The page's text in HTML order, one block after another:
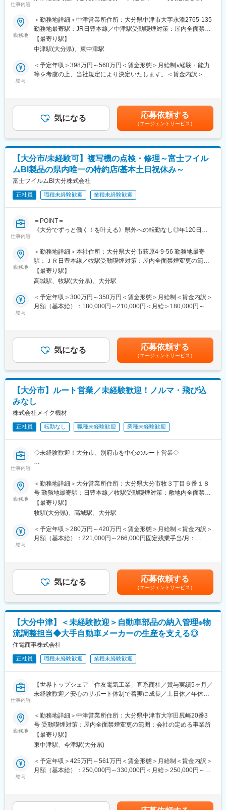
変更の範囲：会社の定める業務
賞与
■ キャリアアップ
成果＋プロセスの両軸評価（実力主義）のため、年次に関係なく
昇進可能な環境です！
主任 → 課長代理 → 課長 → 営業所長 → エリアマネージャーと、
の環境です！
・入社～3か月程度：上司・先輩の営業に同行しながら、商材特性
や既存顧客との関係性を理解。
・入社3～6か月：既存顧客の一部を引き継ぎ、担当営業として20
～30社程度を担当しながら、提案力を発揮していただきます。
・入社2～3年後：30～50社を担当し、エリアの売上を牽引する中
核人材へ。
取引のある企業の約7割は継続的に稼働しているため、単なる訪問
営業ではなく、1社ごとに深く入り込んだ提案が可能です。
★取り扱い商材が多く一度に覚えることは難しいため、商談ごと
変更の範囲：会社の定める業務
仕事内容
取得制度など福利厚生充実◆◇
◎携帯電話の販売・ホテルマンなど9割以上の方が業界未経験で入
社！
■主な業務内容
リフォーム総合支援商社である当社にて、住宅設備機器などの販
どの水回りの設備（給湯器やバスユニット、太陽光等）
＜営業スタイル＞既存顧客へのルート営業、新規開拓（週1回程
社内に工事部門や物流部門があり、休日／夜間の製品搬入作業や
工事立ち会い業務等は緊急時以外ありません。
商品の発注～納期管理、納品、事務作業等についてはサポート部
門で行うため、営業活動に専念できる環境です。（1名のサポート
部門の方が1～2名の営業を担当）
■キャリアアップについて
年次関係なく役職に就くことが可能です。
（1）481万円…入社4年目 主任（月給:26.7万円＋賞与）
（2）595万円…入社8年目 課長代理（月給:33.0万円＋賞与）
（3）824万円…入社18年目 エリアマネージャー（月給:45.8万
円＋賞与）
■当社の特徴
地場の工務店やリフォーム会社等に住宅設備機器を販売する商社
じるだけではなく、既存の殻を突き破る革新を続けたからこそ、
100年以上もの間、存続しています。
300社を超えるメーカーの中から最適なプランを提案する中で、
顧客のビジネスをバックアップする会員サービス「DENサポー
ト」や現場調査から施工までをワンストップで担う「D-FAS」に
続き、リフォームに特化したポータルサイト「Riho」等、他社が
り、お客様にも高くご評価いただいております.
勤務地
＜勤務地詳細＞中津営業所住所：大分県中津市大字永添2765-135
勤務地最寄駅：JR日豊本線／中津駅受動喫煙対策：屋内全面禁煙
変更の範囲：会社の定める事業所
【最寄り駅】
中津駅(大分県)、東中津駅
給与
＜予定年収＞398万円～560万円＜賃金形態＞月給制※経験・能力
等を考慮の上、当社規定により決定いたします。＜賃金内訳＞月
当を含む）＜昇給有無＞有＜残業手当＞有＜給与補足＞■昇給：年
1回（10月）■賞与：年３回定期賞与2回（夏期7月、冬期12月）決
算賞与1回（10月）※前年度実績：基本給の6.5ヶ月分～7.5ヶ月分/
年賃金はあくまでも目安の金額であり、選考を通じて上下する可
能性があります。月給(月額)は固定手当を含めた表記です。
気になる 応募依頼する
（エージェントサービス）
【大分市/未経験可】複写機の点検・修理～富士フイル
ムBI製品の県内唯一の特約店/基本土日祝休み～
富士フイルムBI大分株式会社
正社員 職種未経験歓迎 業種未経験歓迎
仕事内容
＝POINT＝
《大分でずっと働く！を叶える》県外への転勤なし◎年120日
業界トップ級メーカー富士フイルムBI製品の県内唯一の特約店
地域密着◎同社で取り扱っている複写機の点検や修理作業
■採用背景：
増加する複写機および周辺機器の点検・修理依頼に対応するため
の組織強化による採用です。安定した業績維持と地域に根差した
サービス提供を目指しています。
複写機の点検や修理を担当していただきます。1名あたり300台ほ
どを担当し、1日に5~6件の訪問を行います。軽微な修理はその場
で対応し、難しいものは持ち帰り修理依頼を出します。メーカー
メインです。拠点から1時間ほどかかる場合は直行直帰が可能で
す。
■組織構成：
現在31名が就業しており、60代4名、50代11名、40代7名、30代
5名、20代4名が在籍しています。全員男性です。
■特徴：
当社は、地域に根差し、時代の変化に合わせ自らも進化を続けな
ができます。定時退社を心がけており、残業は月20時間以内で
す。住居手当、家族手当、退職金制度などの各種手当が充実して
おり、様々な研修制度も準備されています
勤務地
＜勤務地詳細＞本社住所：大分県大分市萩原4-9-56 勤務地最寄
駅：ＪＲ日豊本線／牧駅受動喫煙対策：屋内全面禁煙変更の範
囲：本文参照
【最寄り駅】
高城駅、牧駅(大分県)、大分駅
給与
＜予定年収＞300万円～350万円＜賃金形態＞月給制＜賃金内訳＞
月額（基本給）：180,000円～210,000円＜月給＞180,000円～
選考を通じて上下する可能性があります。月給(月額)は固定手当を
含めた表記です。
気になる 応募依頼する
（エージェントサービス）
【大分市】ルート営業／未経験歓迎！ノルマ・飛び込
みなし
株式会社メイク機材
正社員 転勤なし 職種未経験歓迎 業種未経験歓迎
仕事内容
◇未経験歓迎！大分市、別府市を中心のルート営業◇
因幡電工を取り扱い商材として空調機器・資材、衛生陶器・配管
材を施工店に向けて販売する仕事になります。管工機材商社とし
て幅広い商品を提供しております。
【１日の流れ】既存客の訪問・新規営業・見積作成 他
【社用車使用】主に軽トラック（ＭＴ）・普通車（プロボック
ス）
変更の範囲：会社の定める業務
勤務地
＜勤務地詳細＞大分営業所住所：大分県大分市牧３丁目６番１８
号 勤務地最寄駅：日豊本線／牧駅受動喫煙対策：敷地内全面禁煙
変更の範囲：会社の定める事業所
【最寄り駅】
牧駅(大分県)、高城駅、大分駅
給与
＜予定年収＞280万円～420万円＜賃金形態＞月給制＜賃金内訳＞
月額（基本給）：221,000円～266,000円固定残業手当/月：
給：1,000～10,000円（前年度実績）■賞与：年2回 100,000円～
（前年度実績）■手当：資格手当、役職手当、皆勤手当（10,000
円）※固定残業代は16H分～20H分、29,000円～42,000円を支
給。超過分は別途支給。（その他手当が支給される場合は別途定
めあり） 賃金はあくまでも目安の金額であり、選考を通じて上下
する可能性があります。月給(月額)は固定手当を含めた表記です。
気になる 応募依頼する
（エージェントサービス）
【大分中津】＜未経験歓迎＞自動車部品の納入管理※物
流調整担当◆大手自動車メーカーの生産を支える◎
住電商事株式会社
正社員 職種未経験歓迎 業種未経験歓迎
仕事内容
【世界トップシェア「住友電気工業」直系商社／賞与実績5ヶ月／
未経験歓迎／安心のサポート体制で着実に成長／土日休／年休
自動車部品のワイヤーハーネスや光ファイバなどで世界トップシ
ェアを誇る「住友電気工業」の直系商社です。
自動車製造に必要となる部品の安定供給に貢献しています。
本ポジションは、営業職をバックオフィスで支える、物流調整担
当となります。（営業部門の所属になりますが、営業職ではあり
勤務地
＜勤務地詳細＞中津営業所住所：大分県中津市大字田尻崎20番3
号 受動喫煙対策：屋内全面禁煙変更の範囲：会社の定める事業所
【最寄り駅】
東中津駅、今津駅(大分県)
給与
＜予定年収＞425万円～561万円＜賃金形態＞月給制＜賃金内訳＞
月額（基本給）：250,000円～330,000円＜月給＞250,000円～
はあくまでも目安の金額であり、選考を通じて上下する可能性が